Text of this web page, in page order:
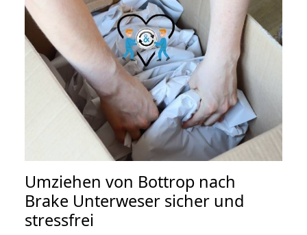
Umziehen von Bottrop nach
Brake Unterweser sicher und
stressfrei